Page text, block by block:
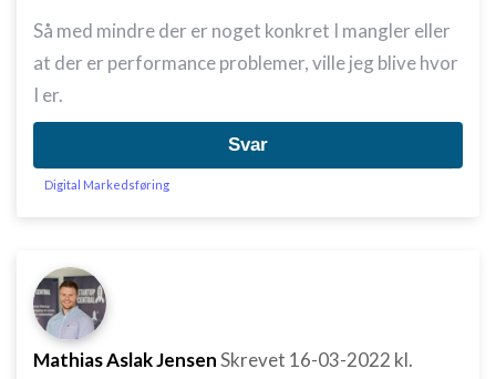
Så med mindre der er noget konkret I mangler eller
at der er performance problemer, ville jeg blive hvor
I er.
Svar
Digital Markedsføring
Mathias Aslak JensenSkrevet 16-03-2022 kl.